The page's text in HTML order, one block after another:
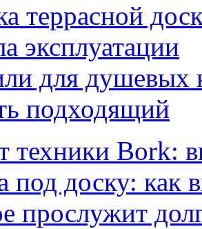
террасной
эксплуатации
для душевых
подходящий
техники Bork:
под доску: как
прослужит